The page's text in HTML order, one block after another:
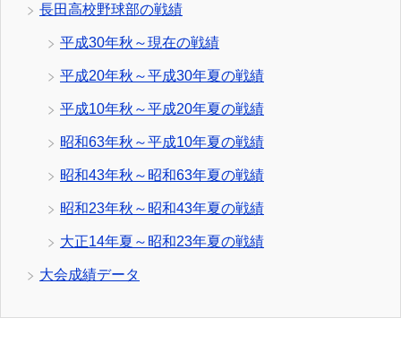
長田高校野球部の戦績
平成30年秋～現在の戦績
平成20年秋～平成30年夏の戦績
平成10年秋～平成20年夏の戦績
昭和63年秋～平成10年夏の戦績
昭和43年秋～昭和63年夏の戦績
昭和23年秋～昭和43年夏の戦績
大正14年夏～昭和23年夏の戦績
大会成績データ